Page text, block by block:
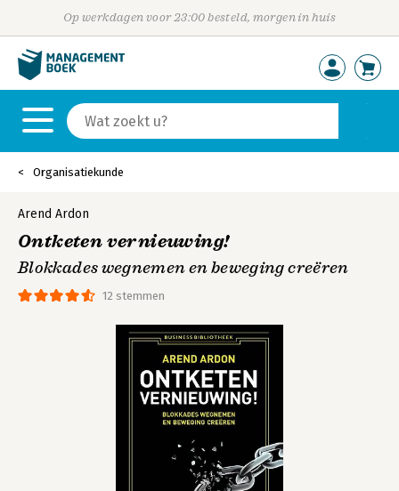
Op werkdagen voor 23:00 besteld, morgen in huis
Organisatiekunde
12 stemmen
Arend Ardon
Ontketen vernieuwing!
Blokkades wegnemen en beweging creëren